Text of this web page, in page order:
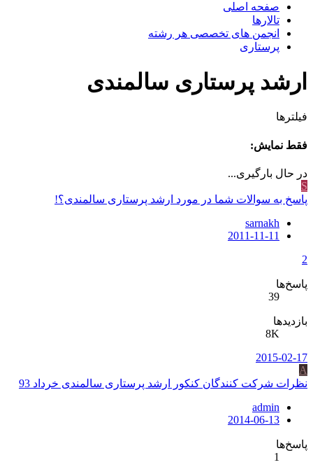
صفحه اصلی
تالارها
انجمن های تخصصی هر رشته
پرستاری
ارشد پرستاری سالمندی
فیلترها
فقط نمایش:
در حال بارگیری...
S
پاسخ به سوالات شما در مورد ارشد پرستاری سالمندی؟!
sarnakh
2011-11-11
2
پاسخ‌ها
39
بازدیدها
8K
2015-02-17
A
نظرات شركت كنندگان كنكور ارشد پرستاری سالمندی خرداد 93
admin
2014-06-13
پاسخ‌ها
1